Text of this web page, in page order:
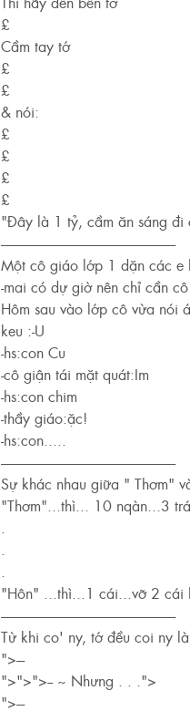
£
Cầm tay tớ
£
£
& nói:
£
£
£
£
"Đây là 1 tỷ, cầm ăn sáng đi
----------------------------------------------------------------
Một cô giáo lớp 1 dặn các e
-mai có dự giờ nên chỉ cần
Hôm sau vào lớp cô vừa nói
keu :-U
-hs:con Cu
-cô giận tái mặt quát:Im
-hs:con chim
-thầy giáo:ặc!
-hs:con.....
----------------------------------------------------------------
Sự khác nhau giữa " Thơm"
"Thơm"...thì... 10 nqàn...3
.
.
.
"Hôn" ...thì...1 cái...vỡ 2 cái
----------------------------------------------------------------
Từ khi co' ny, tớ đều coi ny
">---
">">">-- ~ Nhưng . . .">
">---